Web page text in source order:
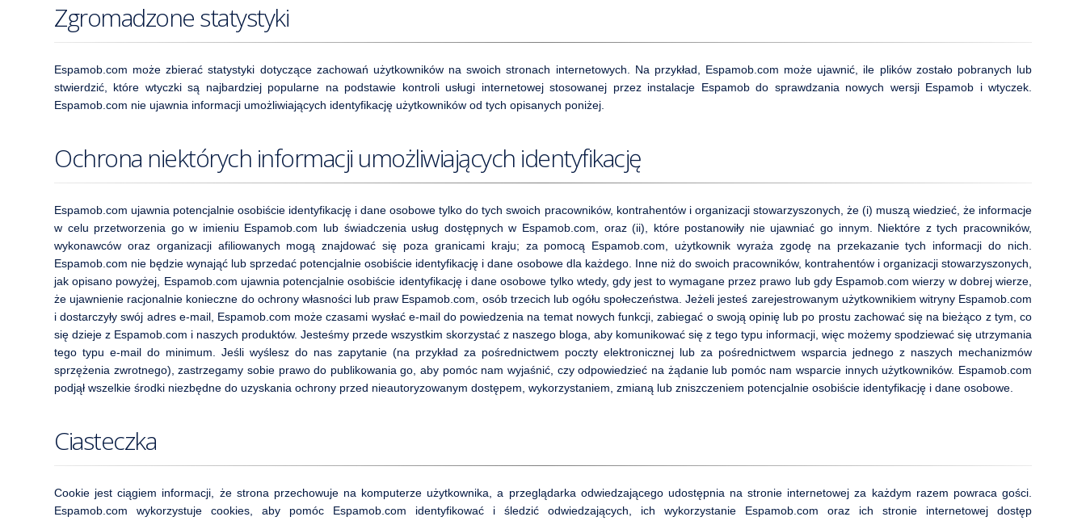
Zgromadzone statystyki
Espamob.com może zbierać statystyki dotyczące zachowań użytkowników na swoich stronach internetowych. Na przykład, Espamob.com może ujawnić, ile plików zostało pobranych lub
stwierdzić, które wtyczki są najbardziej popularne na podstawie kontroli usługi internetowej stosowanej przez instalacje Espamob do sprawdzania nowych wersji Espamob i wtyczek.
Espamob.com nie ujawnia informacji umożliwiających identyfikację użytkowników od tych opisanych poniżej.
Ochrona niektórych informacji umożliwiających identyfikację
Espamob.com ujawnia potencjalnie osobiście identyfikację i dane osobowe tylko do tych swoich pracowników, kontrahentów i organizacji stowarzyszonych, że (i) muszą wiedzieć, że informacje
w celu przetworzenia go w imieniu Espamob.com lub świadczenia usług dostępnych w Espamob.com, oraz (ii), które postanowiły nie ujawniać go innym. Niektóre z tych pracowników,
wykonawców oraz organizacji afiliowanych mogą znajdować się poza granicami kraju; za pomocą Espamob.com, użytkownik wyraża zgodę na przekazanie tych informacji do nich.
Espamob.com nie będzie wynająć lub sprzedać potencjalnie osobiście identyfikację i dane osobowe dla każdego. Inne niż do swoich pracowników, kontrahentów i organizacji stowarzyszonych,
jak opisano powyżej, Espamob.com ujawnia potencjalnie osobiście identyfikację i dane osobowe tylko wtedy, gdy jest to wymagane przez prawo lub gdy Espamob.com wierzy w dobrej wierze,
że ujawnienie racjonalnie konieczne do ochrony własności lub praw Espamob.com, osób trzecich lub ogółu społeczeństwa. Jeżeli jesteś zarejestrowanym użytkownikiem witryny Espamob.com
i dostarczyły swój adres e-mail, Espamob.com może czasami wysłać e-mail do powiedzenia na temat nowych funkcji, zabiegać o swoją opinię lub po prostu zachować się na bieżąco z tym, co
się dzieje z Espamob.com i naszych produktów. Jesteśmy przede wszystkim skorzystać z naszego bloga, aby komunikować się z tego typu informacji, więc możemy spodziewać się utrzymania
tego typu e-mail do minimum. Jeśli wyślesz do nas zapytanie (na przykład za pośrednictwem poczty elektronicznej lub za pośrednictwem wsparcia jednego z naszych mechanizmów
sprzężenia zwrotnego), zastrzegamy sobie prawo do publikowania go, aby pomóc nam wyjaśnić, czy odpowiedzieć na żądanie lub pomóc nam wsparcie innych użytkowników. Espamob.com
podjął wszelkie środki niezbędne do uzyskania ochrony przed nieautoryzowanym dostępem, wykorzystaniem, zmianą lub zniszczeniem potencjalnie osobiście identyfikację i dane osobowe.
Ciasteczka
Cookie jest ciągiem informacji, że strona przechowuje na komputerze użytkownika, a przeglądarka odwiedzającego udostępnia na stronie internetowej za każdym razem powraca gości.
Espamob.com wykorzystuje cookies, aby pomóc Espamob.com identyfikować i śledzić odwiedzających, ich wykorzystanie Espamob.com oraz ich stronie internetowej dostęp